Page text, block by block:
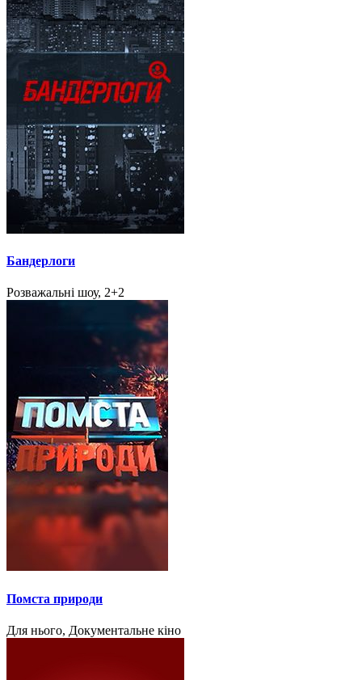
Бандерлоги
Розважальні шоу, 2+2
Помста природи
Для нього, Документальне кіно